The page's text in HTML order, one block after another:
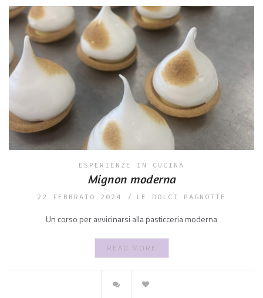
ESPERIENZE IN CUCINA
Mignon moderna
22 FEBBRAIO 2024 LE DOLCI PAGNOTTE
Un corso per avvicinarsi alla pasticceria moderna
READ MORE